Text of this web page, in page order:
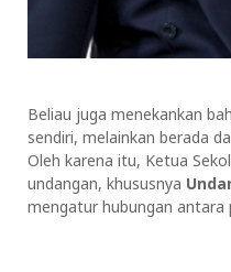
Beliau juga menekankan
sendiri, melainkan berada
Oleh karena itu, Ketua
undangan, khususnya
mengatur hubungan antara